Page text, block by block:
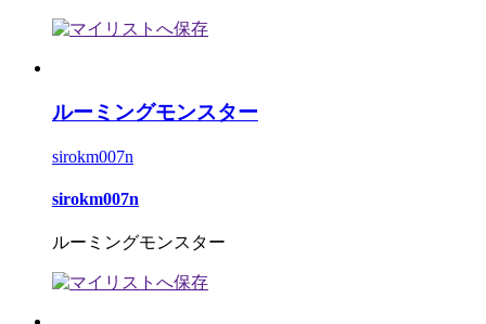
ルーミングモンスター
sirokm007n
sirokm007n
ルーミングモンスター